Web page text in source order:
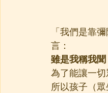
「我們是靠
言：
雖是我稱我
為了能讓一
所以孩子（